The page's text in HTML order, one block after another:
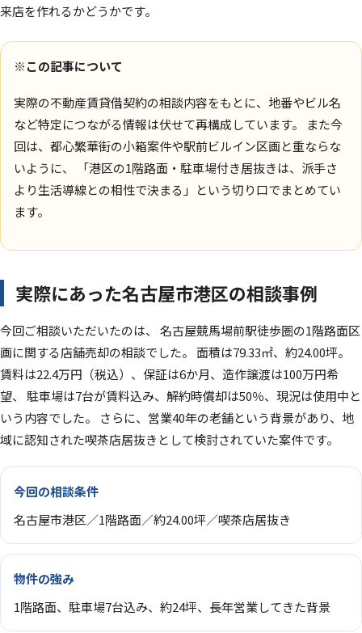
来店を作れるかどうかです。
※この記事について
実際の不動産賃貸借契約の相談内容をもとに、地番やビル名
など特定につながる情報は伏せて再構成しています。 また今
回は、都心繁華街の小箱案件や駅前ビルイン区画と重ならな
いように、 「港区の1階路面・駐車場付き居抜きは、派手さ
より生活導線との相性で決まる」という切り口でまとめてい
ます。
実際にあった名古屋市港区の相談事例
今回ご相談いただいたのは、 名古屋競馬場前駅徒歩圏の1階路面区
画に関する店舗売却の相談でした。 面積は79.33㎡、約24.00坪。
賃料は22.4万円（税込）、保証は6か月、造作譲渡は100万円希
望、 駐車場は7台が賃料込み、解約時償却は50％、現況は使用中と
いう内容でした。 さらに、営業40年の老舗という背景があり、地
域に認知された喫茶店居抜きとして検討されていた案件です。
今回の相談条件
名古屋市港区／1階路面／約24.00坪／喫茶店居抜き
物件の強み
1階路面、駐車場7台込み、約24坪、長年営業してきた背景